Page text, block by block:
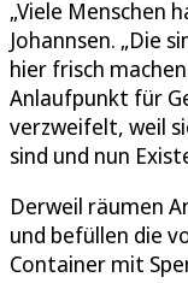
„Viele Menschen
Johannsen. „Die
hier frisch
Anlaufpunkt für
verzweifelt, weil
sind und nun
Derweil räumen
und befüllen die
Container mit